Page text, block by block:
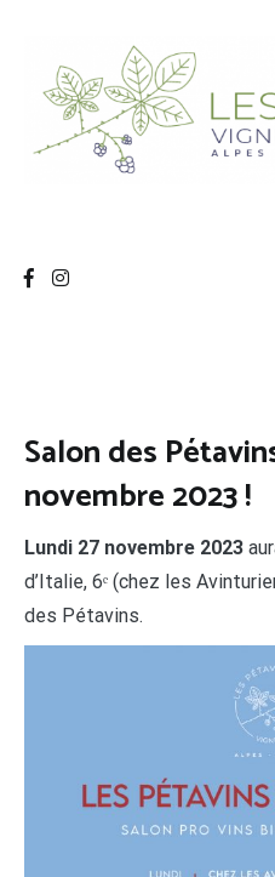
Salon des
novembre 2023 !
Lundi 27 novembre 2023
d’Italie, 6ᵉ (chez les
des Pétavins.